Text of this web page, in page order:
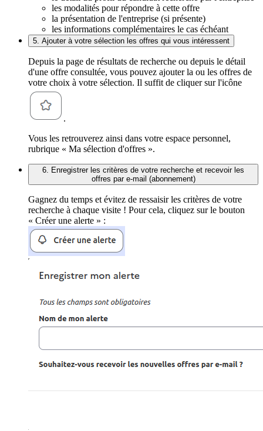
les modalités pour répondre à cette offre
la présentation de l'entreprise (si présente)
les informations complémentaires le cas échéant
5. Ajouter à votre sélection les offres qui vous intéressent
Depuis la page de résultats de recherche ou depuis le détail
d'une offre consultée, vous pouvez ajouter la ou les offres de
votre choix à votre sélection. Il suffit de cliquer sur l'icône
.
Vous les retrouverez ainsi dans votre espace personnel,
rubrique « Ma sélection d'offres ».
6. Enregistrer les critères de votre recherche et recevoir les
offres par e-mail (abonnement)
Gagnez du temps et évitez de ressaisir les critères de votre
recherche à chaque visite ! Pour cela, cliquez sur le bouton
« Créer une alerte » :